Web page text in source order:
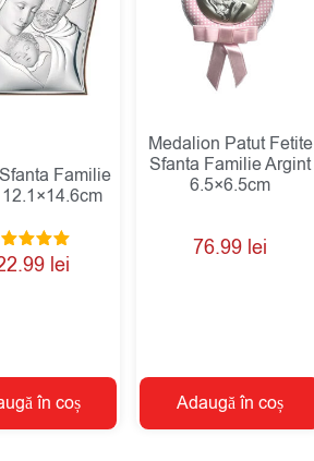
Familie
la
5.00 lei
în coș
Medalion Patut Fetite
Sfanta Familie Argint
6.5×6.5cm
76.99 lei
Adaugă în coș